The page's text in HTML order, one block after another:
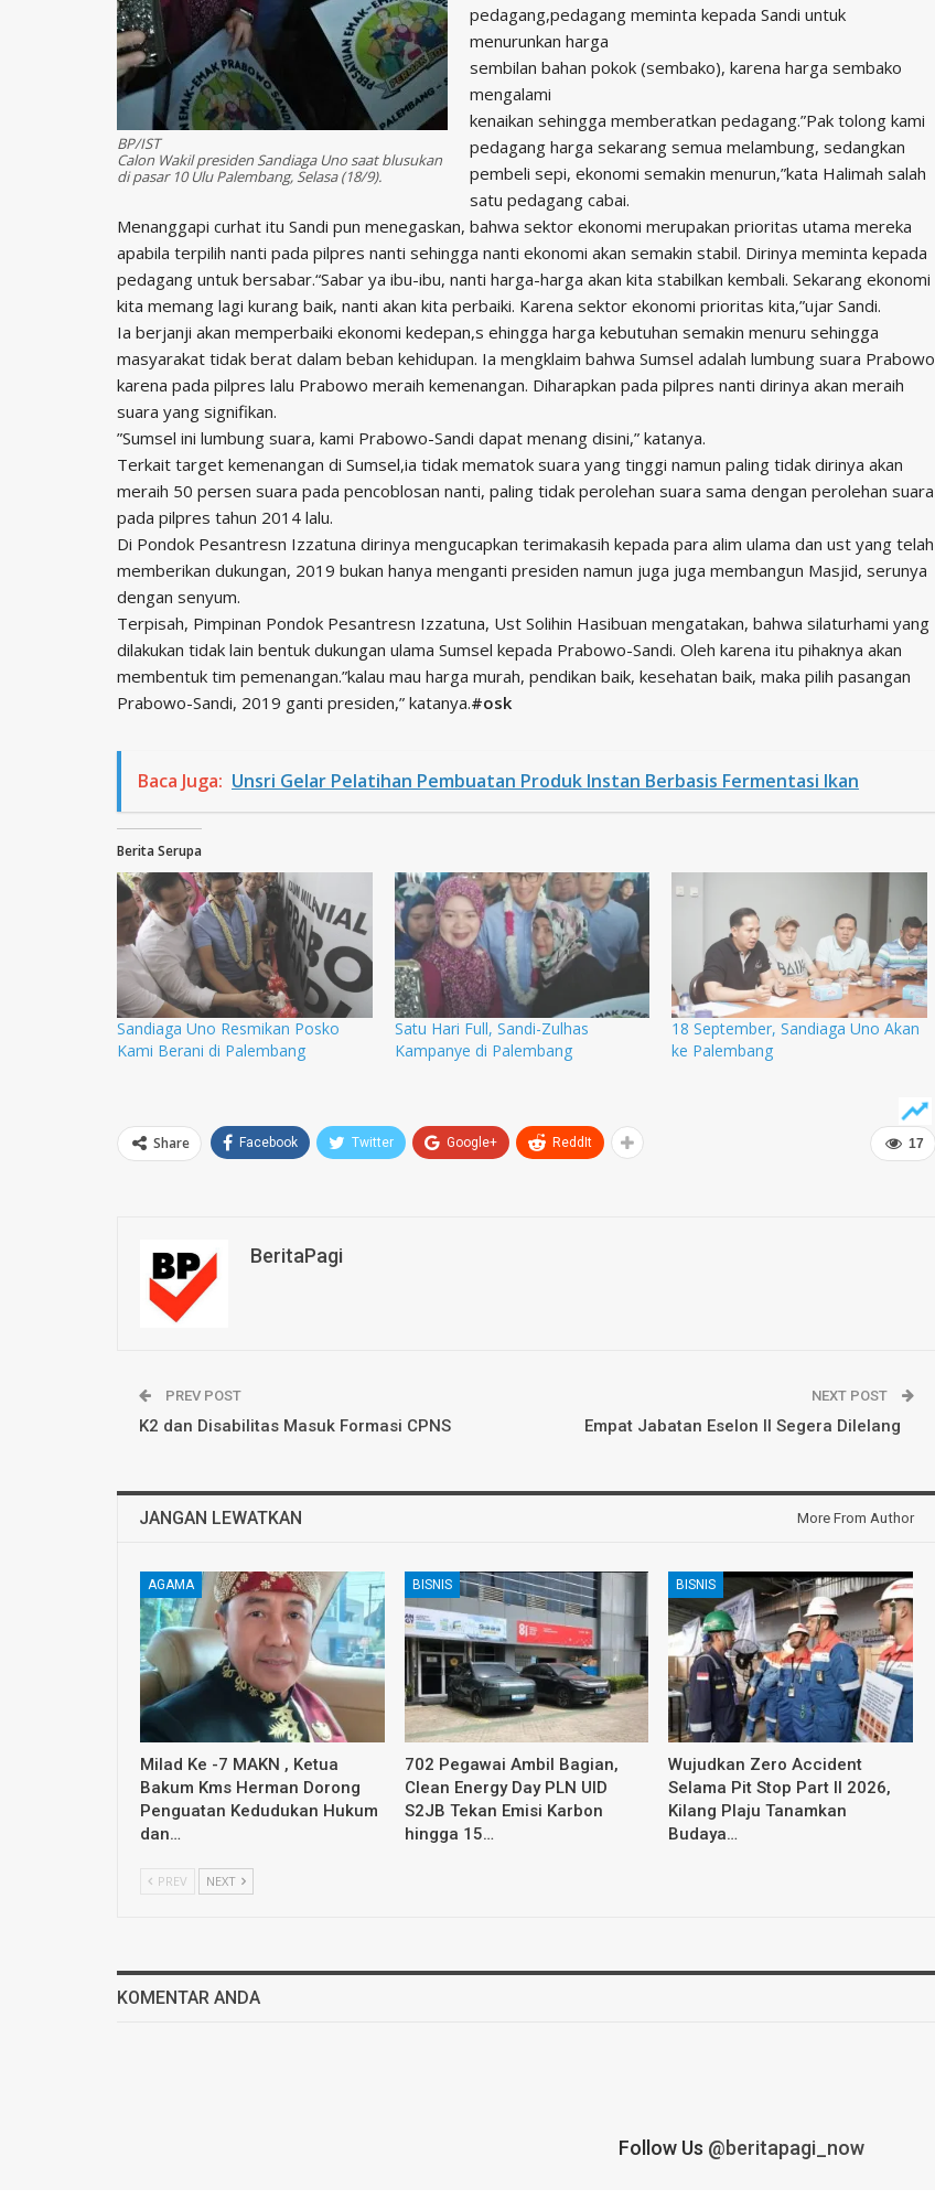
BP/IST
Calon Wakil presiden Sandiaga Uno saat blusukan
di pasar 10 Ulu Palembang, Selasa (18/9).
pedagang,pedagang meminta kepada Sandi untuk
menurunkan harga
sembilan bahan pokok (sembako), karena harga sembako
mengalami
kenaikan sehingga memberatkan pedagang.”Pak tolong kami
pedagang harga sekarang semua melambung, sedangkan
pembeli sepi, ekonomi semakin menurun,”kata Halimah salah
satu pedagang cabai.
Menanggapi curhat itu Sandi pun menegaskan, bahwa sektor ekonomi merupakan prioritas utama mereka
apabila terpilih nanti pada pilpres nanti sehingga nanti ekonomi akan semakin stabil. Dirinya meminta kepada
pedagang untuk bersabar.“Sabar ya ibu-ibu, nanti harga-harga akan kita stabilkan kembali. Sekarang ekonomi
kita memang lagi kurang baik, nanti akan kita perbaiki. Karena sektor ekonomi prioritas kita,”ujar Sandi.
Ia berjanji akan memperbaiki ekonomi kedepan,s ehingga harga kebutuhan semakin menuru sehingga
masyarakat tidak berat dalam beban kehidupan. Ia mengklaim bahwa Sumsel adalah lumbung suara Prabowo
karena pada pilpres lalu Prabowo meraih kemenangan. Diharapkan pada pilpres nanti dirinya akan meraih
suara yang signifikan.
”Sumsel ini lumbung suara, kami Prabowo-Sandi dapat menang disini,” katanya.
Terkait target kemenangan di Sumsel,ia tidak mematok suara yang tinggi namun paling tidak dirinya akan
meraih 50 persen suara pada pencoblosan nanti, paling tidak perolehan suara sama dengan perolehan suara
pada pilpres tahun 2014 lalu.
Di Pondok Pesantresn Izzatuna dirinya mengucapkan terimakasih kepada para alim ulama dan ust yang telah
memberikan dukungan, 2019 bukan hanya menganti presiden namun juga juga membangun Masjid, serunya
dengan senyum.
Terpisah, Pimpinan Pondok Pesantresn Izzatuna, Ust Solihin Hasibuan mengatakan, bahwa silaturhami yang
dilakukan tidak lain bentuk dukungan ulama Sumsel kepada Prabowo-Sandi. Oleh karena itu pihaknya akan
membentuk tim pemenangan.”kalau mau harga murah, pendikan baik, kesehatan baik, maka pilih pasangan
Prabowo-Sandi, 2019 ganti presiden,” katanya.#osk
Baca Juga: Unsri Gelar Pelatihan Pembuatan Produk Instan Berbasis Fermentasi Ikan
Berita Serupa
Sandiaga Uno Resmikan Posko
Kami Berani di Palembang
Satu Hari Full, Sandi-Zulhas
Kampanye di Palembang
18 September, Sandiaga Uno Akan
ke Palembang
17
Share Facebook Twitter Google+ ReddIt
BeritaPagi
PREV POST
K2 dan Disabilitas Masuk Formasi CPNS
NEXT POST
Empat Jabatan Eselon II Segera Dilelang
JANGAN LEWATKAN More From Author
AGAMA
Milad Ke -7 MAKN , Ketua
Bakum Kms Herman Dorong
Penguatan Kedudukan Hukum
dan…
BISNIS
702 Pegawai Ambil Bagian,
Clean Energy Day PLN UID
S2JB Tekan Emisi Karbon
hingga 15…
BISNIS
Wujudkan Zero Accident
Selama Pit Stop Part II 2026,
Kilang Plaju Tanamkan
Budaya…
PREV NEXT
KOMENTAR ANDA
Follow Us @beritapagi_now